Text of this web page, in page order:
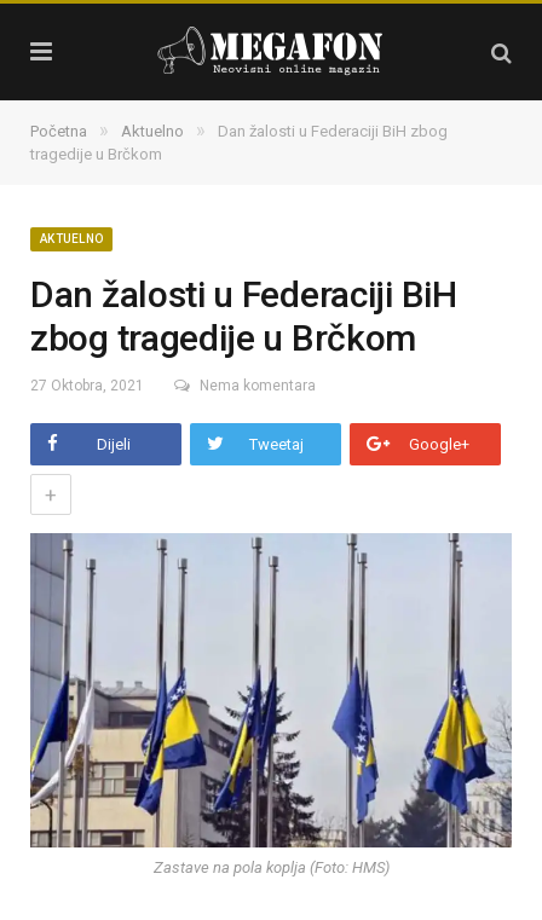
Početna » Aktuelno »
Dan žalosti u Federaciji BiH zbog
tragedije u Brčkom
AKTUELNO
Dan žalosti u Federaciji BiH
zbog tragedije u Brčkom
27 Oktobra, 2021 Nema komentara
Dijeli Tweetaj Google+
+
Zastave na pola koplja (Foto: HMS)